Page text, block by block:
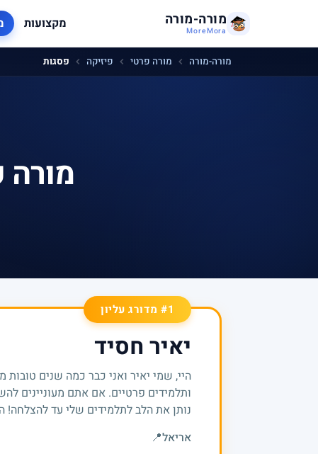
מורה-מורה
MoreMora מקצועות
מורה-מורה מורה פרטי פיזיקה פסגות
מורה
#1 מדורג עליון
יאיר חסיד
היי, שמי יאיר ואני כבר כמה שנים טובות
ותלמידים פרטיים. אם אתם מעוניינים
נותן את הלב לתלמידים שלי עד להצלחה!
אריאל📍